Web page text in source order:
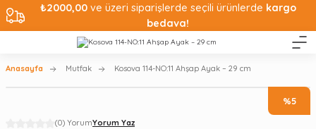
₺2000,00ve üzeri siparişlerde seçili ürünlerde kargo
bedava!
Anasayfa Mutfak Kosova 114-NO:11 Ahşap Ayak – 29 cm
%5
(0) YorumYorum Yaz